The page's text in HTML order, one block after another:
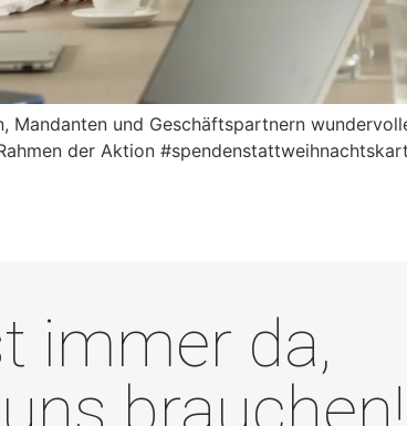
Mandanten und Geschäftspartnern
der Aktion
immer da,
brauchen!